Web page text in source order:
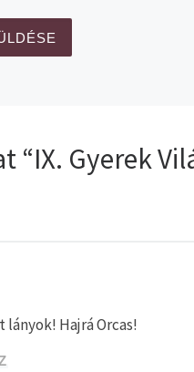
“IX. Gyerek
lányok! Hajrá Orcas!